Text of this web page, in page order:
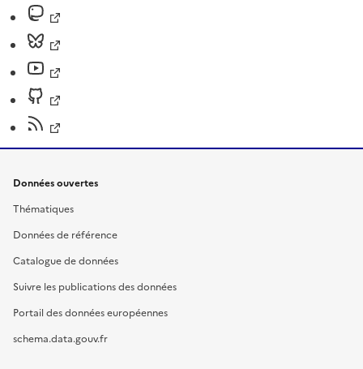
Données ouvertes
Thématiques
Données de référence
Catalogue de données
Suivre les publications des données
Portail des données européennes
schema.data.gouv.fr